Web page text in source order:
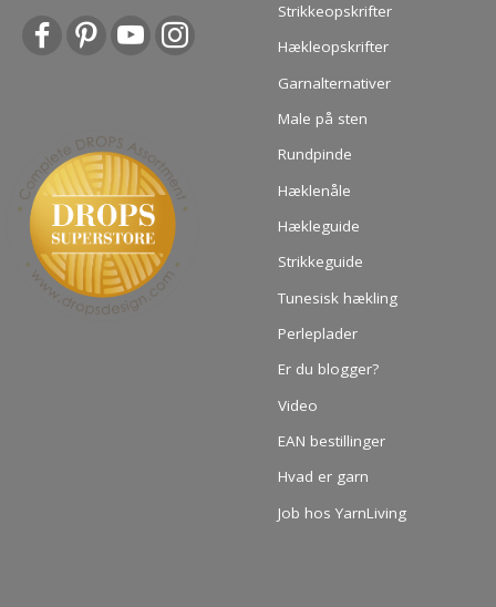
Strikkeopskrifter
Hækleopskrifter
Garnalternativer
Male på sten
Rundpinde
Hæklenåle
Hækleguide
Strikkeguide
Tunesisk hækling
Perleplader
Er du blogger?
Video
EAN bestillinger
Hvad er garn
Job hos YarnLiving